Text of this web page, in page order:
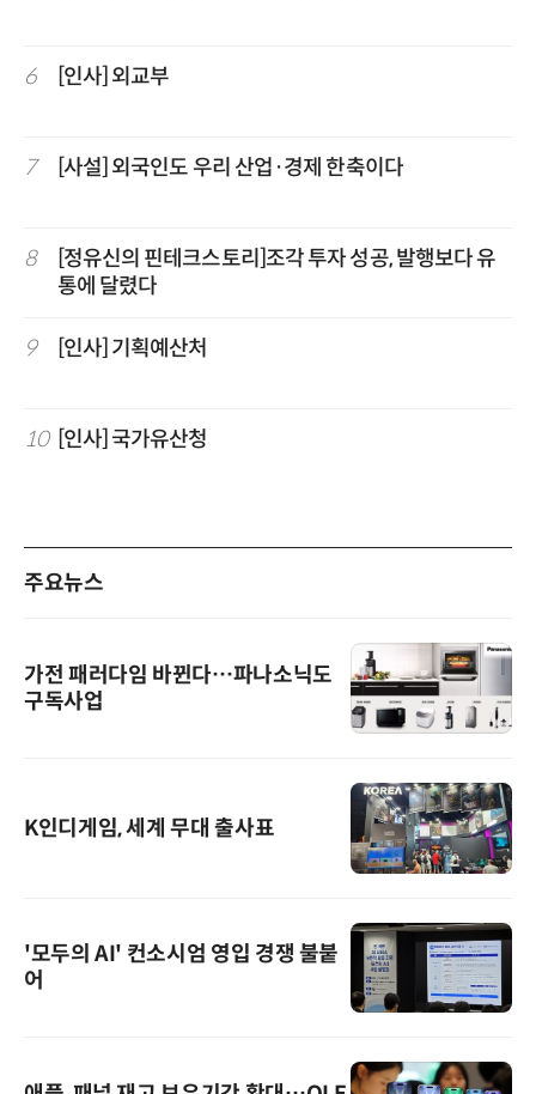
6 [인사] 외교부
7 [사설] 외국인도 우리 산업·경제 한축이다
8
[정유신의 핀테크스토리]조각 투자 성공, 발행보다 유
통에 달렸다
9 [인사] 기획예산처
10 [인사] 국가유산청
주요뉴스
가전 패러다임 바뀐다…파나소닉도
구독사업
K인디게임, 세계 무대 출사표
'모두의 AI' 컨소시엄 영입 경쟁 불붙
어